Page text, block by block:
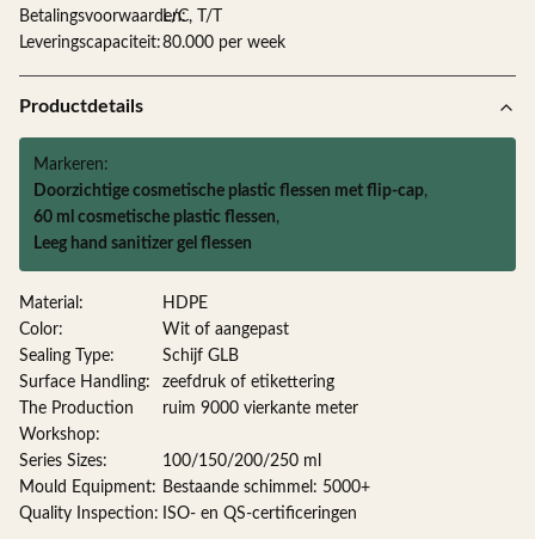
Betalingsvoorwaarden:L/C, T/T
Leveringscapaciteit:80.000 per week
Productdetails
Markeren:
Doorzichtige cosmetische plastic flessen met flip-cap,
60 ml cosmetische plastic flessen,
Leeg hand sanitizer gel flessen
Material:
HDPE
Color:
Wit of aangepast
Sealing Type:
Schijf GLB
Surface Handling:
zeefdruk of etikettering
The Production
Workshop:
ruim 9000 vierkante meter
Series Sizes:
100/150/200/250 ml
Mould Equipment: Bestaande schimmel: 5000+
Quality Inspection: ISO- en QS-certificeringen